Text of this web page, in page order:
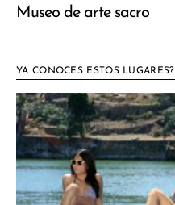
Museo de arte sacro
YA CONOCES ESTOS LUGARES?